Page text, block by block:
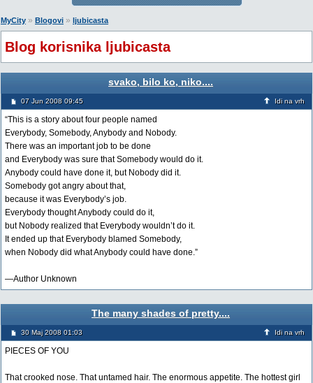
MyCity » Blogovi » ljubicasta
Blog korisnika ljubicasta
svako, bilo ko, niko....
07 Jun 2008 09:45 Idi na vrh
“This is a story about four people named
Everybody, Somebody, Anybody and Nobody.
There was an important job to be done
and Everybody was sure that Somebody would do it.
Anybody could have done it, but Nobody did it.
Somebody got angry about that,
because it was Everybody’s job.
Everybody thought Anybody could do it,
but Nobody realized that Everybody wouldn’t do it.
It ended up that Everybody blamed Somebody,
when Nobody did what Anybody could have done.”
—Author Unknown
The many shades of pretty....
30 Maj 2008 01:03 Idi na vrh
PIECES OF YOU
That crooked nose. That untamed hair. The enormous appetite. The hottest girl